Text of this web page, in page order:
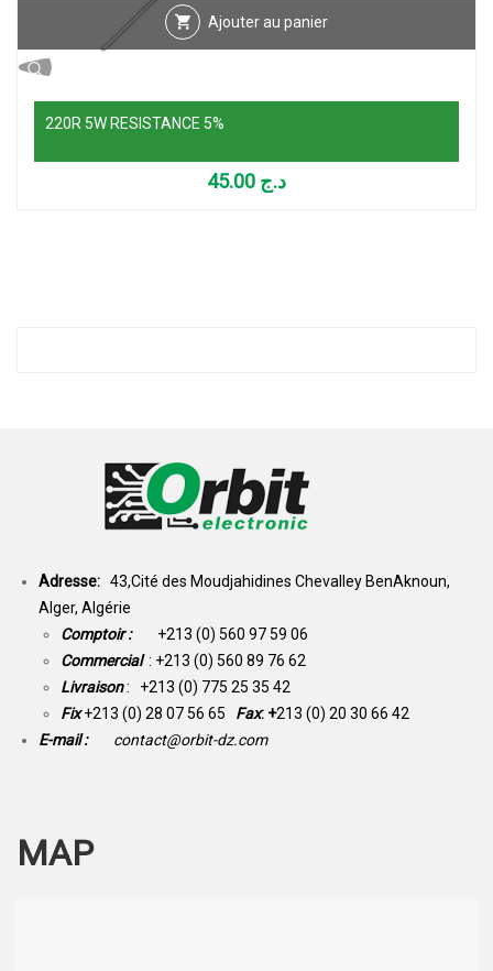
Ajouter au panier
220R 5W RESISTANCE 5%
د.ج
Adresse: 43,Cité des Moudjahidines Chevalley BenAknoun,
Alger, Algérie
Comptoir : +213 (0) 560 97 59 06
Commercial : +213 (0) 560 89 76 62
Livraison: +213 (0) 775 25 35 42
Fix +213 (0) 28 07 56 65 Fax: +213 (0) 20 30 66 42
E-mail :
contact@orbit-dz.com
MAP